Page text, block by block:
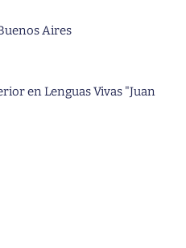
Aires
en Lenguas Vivas "Juan